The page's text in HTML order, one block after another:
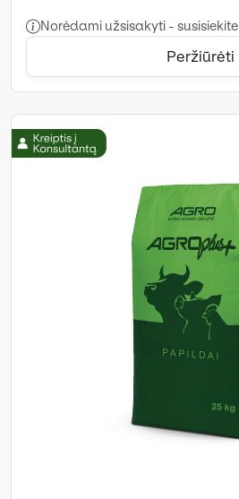
Norėdami užsisakyti - susisiekite
Peržiūrėti